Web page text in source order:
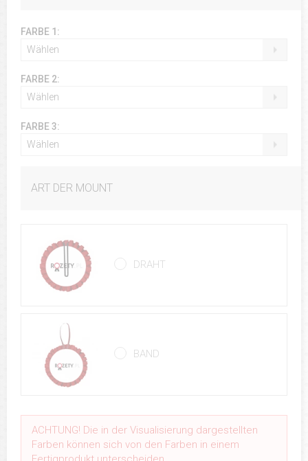
FARBE 1:
Wählen
FARBE 2:
Wählen
FARBE 3:
Wählen
ART DER MOUNT
DRAHT
BAND
ACHTUNG! Die in der Visualisierung dargestellten
Farben können sich von den Farben in einem